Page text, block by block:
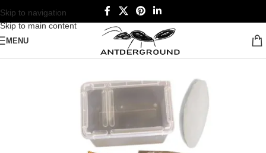
Skip to navigation
Skip to main content
MENU